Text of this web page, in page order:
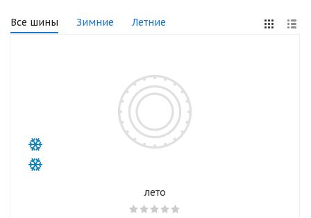
Все шины Зимние Летние
лето